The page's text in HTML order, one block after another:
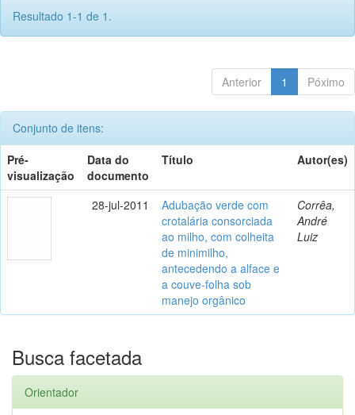
Resultado 1-1 de 1.
Anterior 1 Póximo
Conjunto de itens:
Pré-
visualização
Data do
documento
Título Autor(es)
28-jul-2011
Adubação verde com
crotalária consorciada
ao milho, com colheita
de minimilho,
antecedendo a alface e
a couve-folha sob
manejo orgânico
Corrêa,
André
Luiz
Busca facetada
Orientador